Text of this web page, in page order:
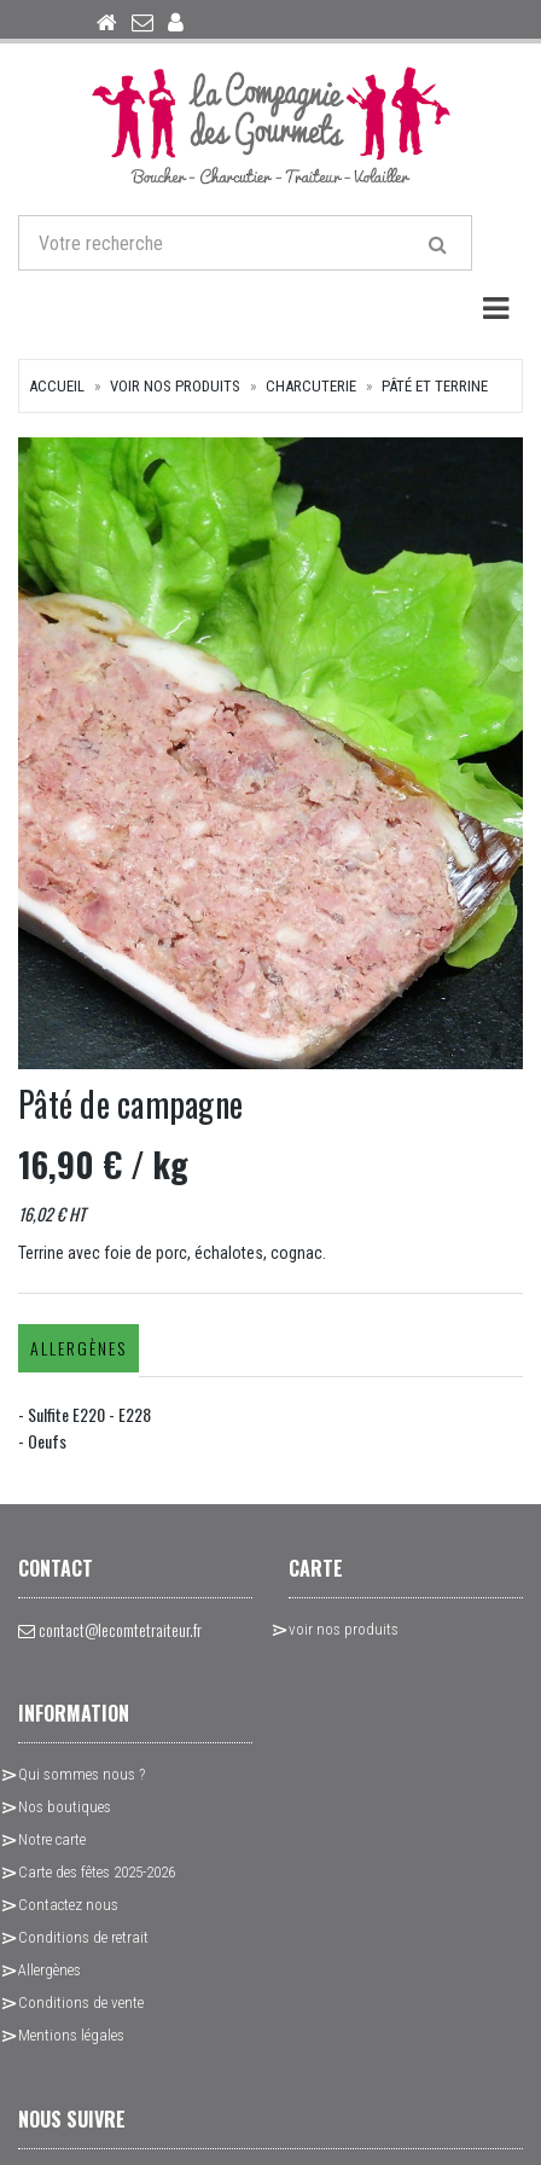
ACCUEIL VOIR NOS PRODUITS CHARCUTERIE PÂTÉ ET TERRINE
Pâté de campagne
16,90 €/ kg
16,02 € HT
Terrine avec foie de porc, échalotes, cognac.
ALLERGÈNES
- Sulfite E220 - E228
- Oeufs
CONTACT
contact@lecomtetraiteur.fr
CARTE
voir nos produits
INFORMATION
Qui sommes nous ?
Nos boutiques
Notre carte
Carte des fêtes 2025-2026
Contactez nous
Conditions de retrait
Allergènes
Conditions de vente
Mentions légales
NOUS SUIVRE